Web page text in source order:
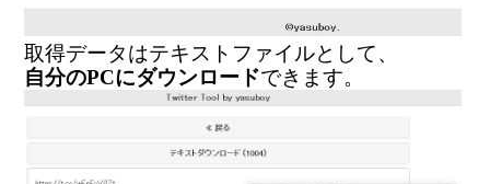
取得データはテキストファイルとして、
自分のPCにダウンロードできます。